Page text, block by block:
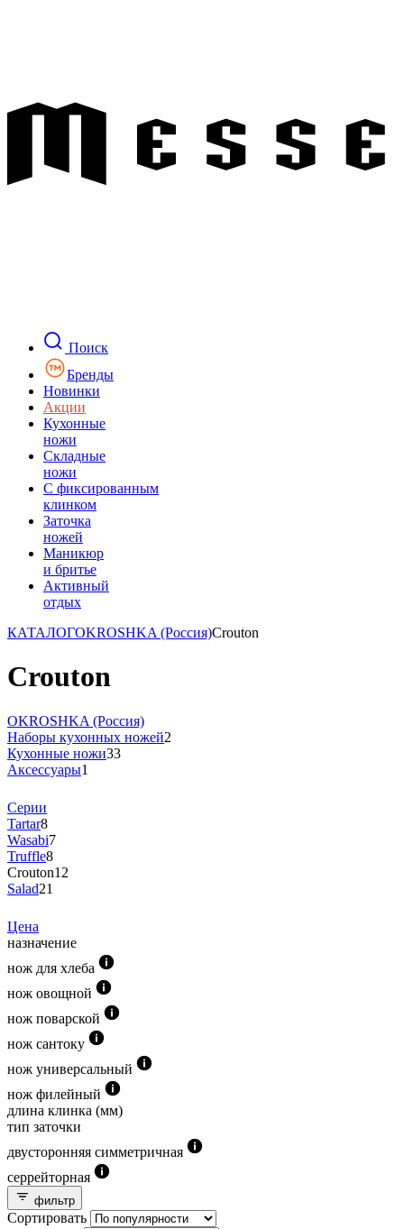
Поиск
Бренды
Новинки
Акции
Кухонные
ножи
Складные
ножи
C фиксированным
клинком
Заточка
ножей
Маникюр
и бритье
Активный
отдых
КАТАЛОГOKROSHKA (Россия)Crouton
Crouton
OKROSHKA (Россия)
Наборы кухонных ножей2
Кухонные ножи33
Аксессуары1
Серии
Tartar8
Wasabi7
Truffle8
Crouton12
Salad21
Цена
назначение
нож для хлеба
нож овощной
нож поварской
нож сантоку
нож универсальный
нож филейный
длина клинка (мм)
тип заточки
двусторонняя симметричная
серрейторная
фильтр
Сортировать